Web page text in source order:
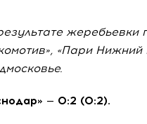
жеребьевки
«Пари
— 0:2 (0:2).